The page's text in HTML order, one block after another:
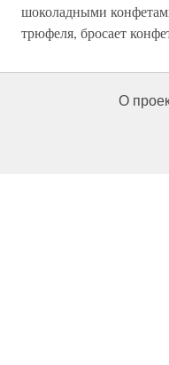
шоколадными
трюфеля, бросает
О